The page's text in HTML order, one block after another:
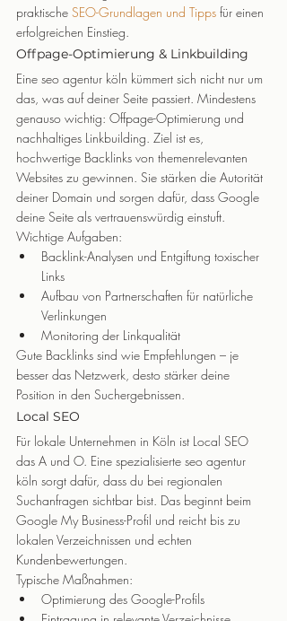
praktische SEO-Grundlagen und Tipps für einen
erfolgreichen Einstieg.
Offpage-Optimierung & Linkbuilding
Eine seo agentur köln kümmert sich nicht nur um
das, was auf deiner Seite passiert. Mindestens
genauso wichtig: Offpage-Optimierung und
nachhaltiges Linkbuilding. Ziel ist es,
hochwertige Backlinks von themenrelevanten
Websites zu gewinnen. Sie stärken die Autorität
deiner Domain und sorgen dafür, dass Google
deine Seite als vertrauenswürdig einstuft.
Wichtige Aufgaben:
Backlink-Analysen und Entgiftung toxischer
Links
Aufbau von Partnerschaften für natürliche
Verlinkungen
Monitoring der Linkqualität
Gute Backlinks sind wie Empfehlungen – je
besser das Netzwerk, desto stärker deine
Position in den Suchergebnissen.
Local SEO
Für lokale Unternehmen in Köln ist Local SEO
das A und O. Eine spezialisierte seo agentur
köln sorgt dafür, dass du bei regionalen
Suchanfragen sichtbar bist. Das beginnt beim
Google My Business-Profil und reicht bis zu
lokalen Verzeichnissen und echten
Kundenbewertungen.
Typische Maßnahmen:
Optimierung des Google-Profils